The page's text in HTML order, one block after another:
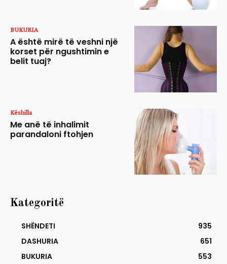
BUKURIA
A është mirë të veshni një
korset për ngushtimin e
belit tuaj?
Këshilla
Me anë të inhalimit
parandaloni ftohjen
Kategoritë
SHËNDETI
935
DASHURIA
651
BUKURIA
553